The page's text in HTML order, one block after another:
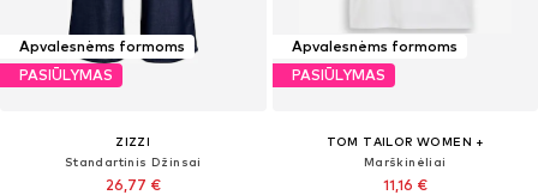
Apvalesnėms formoms
PASIŪLYMAS
ZIZZI
Standartinis Džinsai
26,77 €
Apvalesnėms formoms
PASIŪLYMAS
TOM TAILOR WOMEN +
Marškinėliai
11,16 €